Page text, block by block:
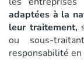
adaptées à la
leur traitement,
ou sous-
responsabilité